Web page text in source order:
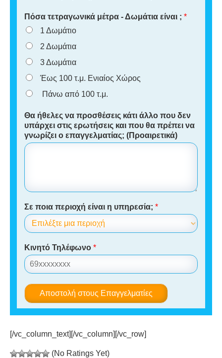
Πόσα τετραγωνικά μέτρα - Δωμάτια είναι ; *
1 Δωμάτιο
2 Δωμάτια
3 Δωμάτια
Έως 100 τ.μ. Ενιαίος Χώρος
Πάνω από 100 τ.μ.
Θα ήθελες να προσθέσεις κάτι άλλο που δεν
υπάρχει στις ερωτήσεις και που θα πρέπει να
γνωρίζει ο επαγγελματίας; (Προαιρετικά)
Σε ποια περιοχή είναι η υπηρεσία; *
Κινητό Τηλέφωνο *
Αποστολή στους Επαγγελματίες
[/vc_column_text][/vc_column][/vc_row]
(No Ratings Yet)